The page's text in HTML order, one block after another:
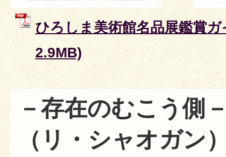
ひろしま美術館名品展鑑賞
2.9MB)
－存在のむこう側
（リ・シャオガン